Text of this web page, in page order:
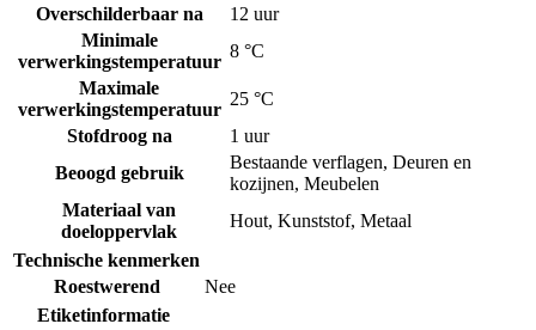
Overschilderbaar na
12 uur
Minimale
verwerkingstemperatuur
8 °C
Maximale
verwerkingstemperatuur
25 °C
Stofdroog na
1 uur
Beoogd gebruik
Bestaande verflagen, Deuren en
kozijnen, Meubelen
Materiaal van
doeloppervlak
Hout, Kunststof, Metaal
Technische kenmerken
Roestwerend
Nee
Etiketinformatie